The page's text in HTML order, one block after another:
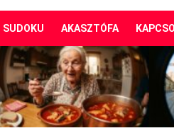
SUDOKU AKASZTÓFA